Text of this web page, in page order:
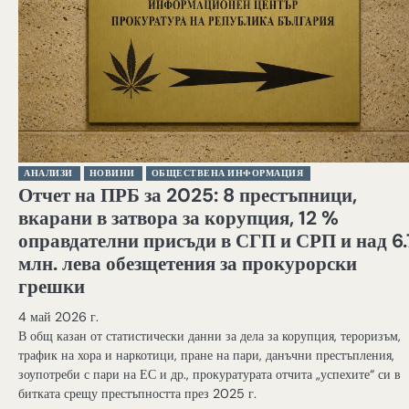
АНАЛИЗИ НОВИНИ ОБЩЕСТВЕНА ИНФОРМАЦИЯ
Отчет на ПРБ за 2025: 8 престъпници,
вкарани в затвора за корупция, 12 %
оправдателни присъди в СГП и СРП и над
млн. лева обезщетения за прокурорски
грешки
4 май 2026 г.
В общ казан от статистически данни за дела за корупция, тероризъм,
трафик на хора и наркотици, пране на пари, данъчни престъпления,
зоупотреби с пари на ЕС и др., прокуратурата отчита „успехите“ си в
битката срещу престъпността през 2025 г.